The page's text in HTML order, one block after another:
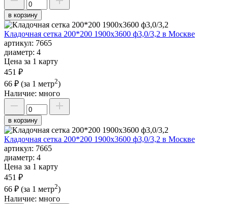
в корзину
Кладочная сетка 200*200 1900х3600 ф3,0/3,2 в Москве
артикул: 7665
диаметр: 4
Цена за 1 карту
451 ₽
66 ₽ (за 1 метр2)
Наличие: много
в корзину
Кладочная сетка 200*200 1900х3600 ф3,0/3,2 в Москве
артикул: 7665
диаметр: 4
Цена за 1 карту
451 ₽
66 ₽ (за 1 метр2)
Наличие: много